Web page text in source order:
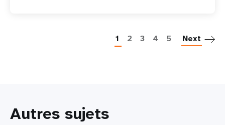
1 2 3 4 5 Next
Autres sujets